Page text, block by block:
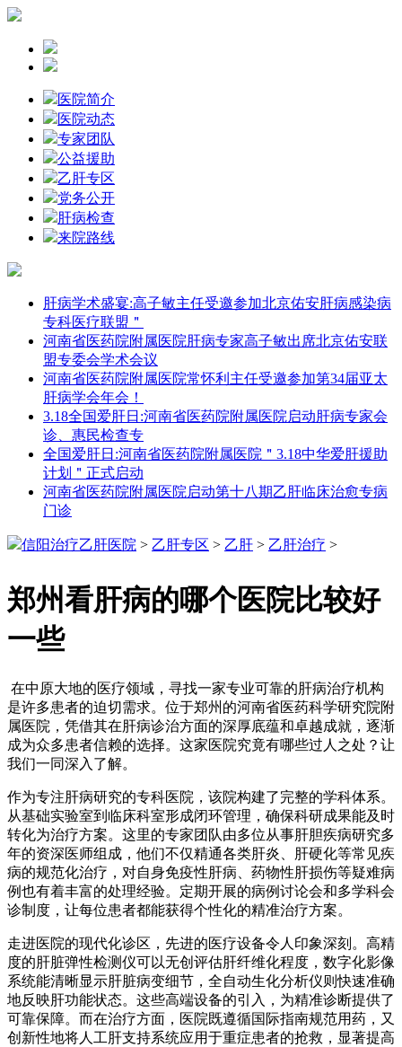
医院简介
医院动态
专家团队
公益援助
乙肝专区
党务公开
肝病检查
来院路线
肝病学术盛宴:高子敏主任受邀参加北京佑安肝病感染病
专科医疗联盟＂
河南省医药院附属医院肝病专家高子敏出席北京佑安联
盟专委会学术会议
河南省医药院附属医院常怀利主任受邀参加第34届亚太
肝病学会年会！
3.18全国爱肝日:河南省医药院附属医院启动肝病专家会
诊、惠民检查专
全国爱肝日:河南省医药院附属医院＂3.18中华爱肝援助
计划＂正式启动
河南省医药院附属医院启动第十八期乙肝临床治愈专病
门诊
信阳治疗乙肝医院 > 乙肝专区 > 乙肝 > 乙肝治疗 >
郑州看肝病的哪个医院比较好
一些
在中原大地的医疗领域，寻找一家专业可靠的肝病治疗机构
是许多患者的迫切需求。位于郑州的河南省医药科学研究院附
属医院，凭借其在肝病诊治方面的深厚底蕴和卓越成就，逐渐
成为众多患者信赖的选择。这家医院究竟有哪些过人之处？让
我们一同深入了解。
作为专注肝病研究的专科医院，该院构建了完整的学科体系。
从基础实验室到临床科室形成闭环管理，确保科研成果能及时
转化为治疗方案。这里的专家团队由多位从事肝胆疾病研究多
年的资深医师组成，他们不仅精通各类肝炎、肝硬化等常见疾
病的规范化治疗，对自身免疫性肝病、药物性肝损伤等疑难病
例也有着丰富的处理经验。定期开展的病例讨论会和多学科会
诊制度，让每位患者都能获得个性化的精准治疗方案。
走进医院的现代化诊区，先进的医疗设备令人印象深刻。高精
度的肝脏弹性检测仪可以无创评估肝纤维化程度，数字化影像
系统能清晰显示肝脏病变细节，全自动生化分析仪则快速准确
地反映肝功能状态。这些高端设备的引入，为精准诊断提供了
可靠保障。而在治疗方面，医院既遵循国际指南规范用药，又
创新性地将人工肝支持系统应用于重症患者的抢救，显著提高